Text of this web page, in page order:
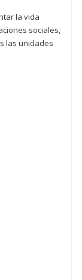
la vida
sociales,
las unidades